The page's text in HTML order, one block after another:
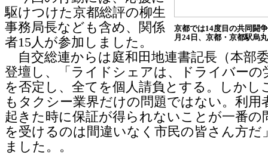
京都では14度目の共同闘
月24日、京都・京都駅烏
駆けつけた京都総評の柳生
事務局長なども含め、関係
者15人が参加しました。
自交総連からは庭和田地連書記長（本部
登壇し、「ライドシェアは、ドライバーの
を否定し、全てを個人請負とする。しかし
もタクシー業界だけの問題ではない。利用
起きた時に保証が得られないことが一番の
を受けるのは間違いなく市民の皆さん方だ
ました。。